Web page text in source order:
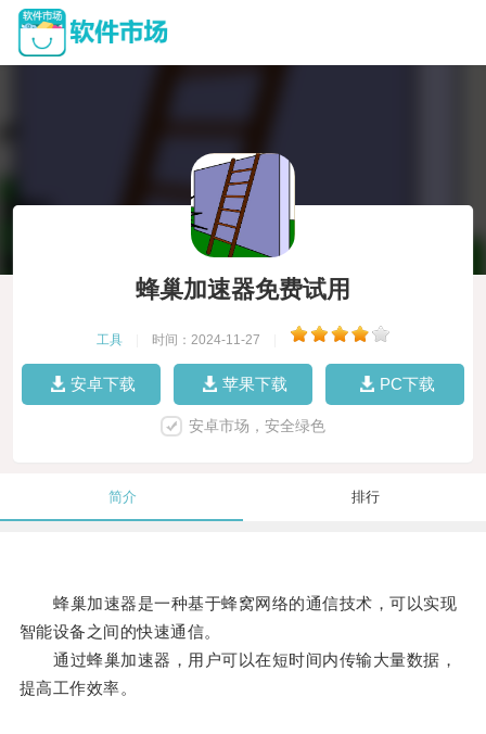
蜂巢加速器免费试用
工具 时间：2024-11-27
安卓下载 苹果下载 PC下载
安卓市场，安全绿色
简介 排行
蜂巢加速器是一种基于蜂窝网络的通信技术，可以实现
智能设备之间的快速通信。
通过蜂巢加速器，用户可以在短时间内传输大量数据，
提高工作效率。